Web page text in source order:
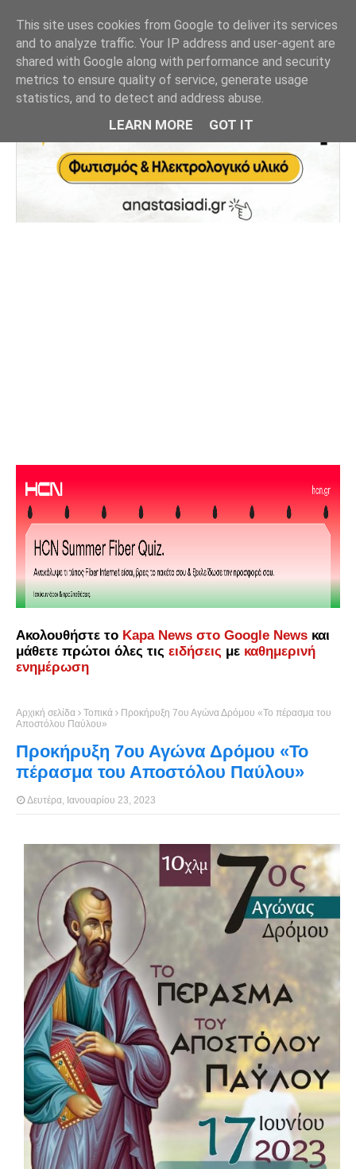
Ακολουθήστε το Kapa News στο Google News και
μάθετε πρώτοι όλες τις ειδήσεις με καθημερινή
ενημέρωση
Αρχική σελίδα Τοπικά
Προκήρυξη 7ου Αγώνα Δρόμου «Το πέρασμα του
Αποστόλου Παύλου»
Προκήρυξη 7ου Αγώνα Δρόμου «Το
πέρασμα του Αποστόλου Παύλου»
Δευτέρα, Ιανουαρίου 23, 2023
This site uses cookies from Google to deliver its services
and to analyze traffic. Your IP address and user-agent are
shared with Google along with performance and security
metrics to ensure quality of service, generate usage
statistics, and to detect and address abuse.
LEARN MORE GOT IT